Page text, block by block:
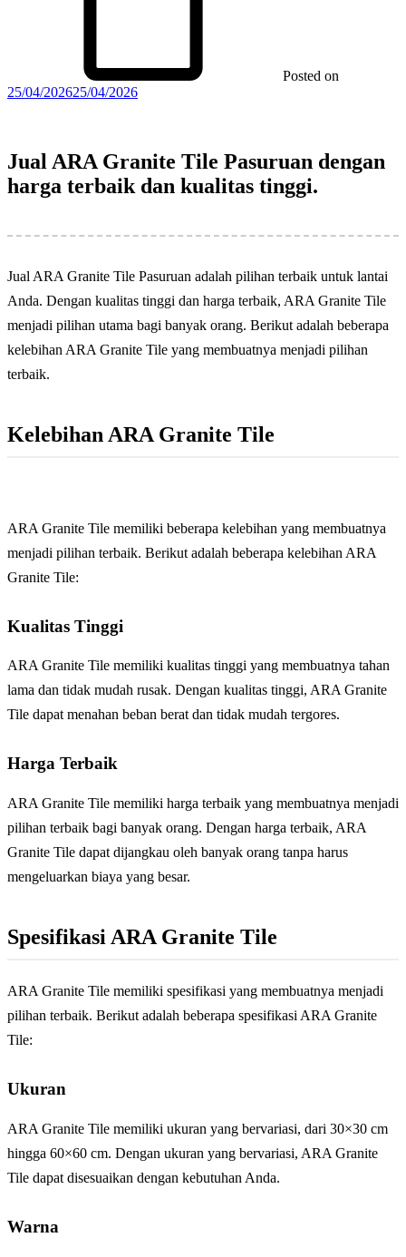
Posted on
25/04/202625/04/2026
Jual ARA Granite Tile Pasuruan dengan
harga terbaik dan kualitas tinggi.
Jual ARA Granite Tile Pasuruan adalah pilihan terbaik untuk lantai
Anda. Dengan kualitas tinggi dan harga terbaik, ARA Granite Tile
menjadi pilihan utama bagi banyak orang. Berikut adalah beberapa
kelebihan ARA Granite Tile yang membuatnya menjadi pilihan
terbaik.
Kelebihan ARA Granite Tile
ARA Granite Tile memiliki beberapa kelebihan yang membuatnya
menjadi pilihan terbaik. Berikut adalah beberapa kelebihan ARA
Granite Tile:
Kualitas Tinggi
ARA Granite Tile memiliki kualitas tinggi yang membuatnya tahan
lama dan tidak mudah rusak. Dengan kualitas tinggi, ARA Granite
Tile dapat menahan beban berat dan tidak mudah tergores.
Harga Terbaik
ARA Granite Tile memiliki harga terbaik yang membuatnya menjadi
pilihan terbaik bagi banyak orang. Dengan harga terbaik, ARA
Granite Tile dapat dijangkau oleh banyak orang tanpa harus
mengeluarkan biaya yang besar.
Spesifikasi ARA Granite Tile
ARA Granite Tile memiliki spesifikasi yang membuatnya menjadi
pilihan terbaik. Berikut adalah beberapa spesifikasi ARA Granite
Tile:
Ukuran
ARA Granite Tile memiliki ukuran yang bervariasi, dari 30×30 cm
hingga 60×60 cm. Dengan ukuran yang bervariasi, ARA Granite
Tile dapat disesuaikan dengan kebutuhan Anda.
Warna